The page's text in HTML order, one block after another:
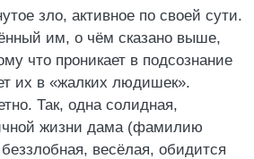
зло, активное по своей сути.
им, о чём сказано выше,
что проникает в подсознание
их в «жалких людишек».
Так, одна солидная,
жизни дама (фамилию
весёлая, обидится